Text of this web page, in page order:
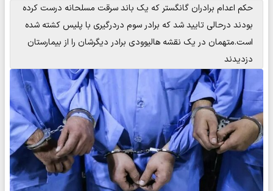
حکم اعدام برادران گانگستر که یک باند سرقت مسلحانه درست کرده
بودند درحالی تایید شد که برادر سوم دردرگیری با پلیس کشته شده
است.متهمان در یک نقشه هالیوودی برادر دیگرشان را از بیمارستان
دزدیدند